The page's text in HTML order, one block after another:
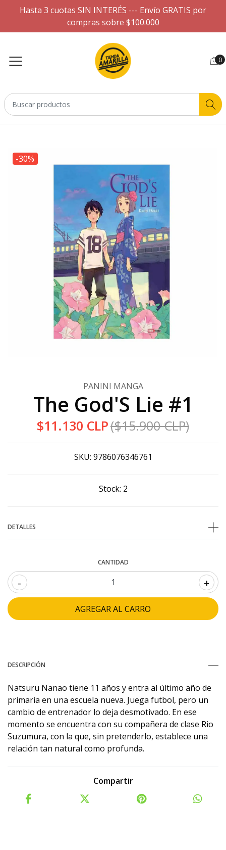
Hasta 3 cuotas SIN INTERÉS --- Envío GRATIS por
compras sobre $100.000
0
-30%
PANINI MANGA
The God'S Lie #1
$11.130 CLP($15.900 CLP)
SKU: 9786076346761
Stock: 2
DETALLES
CANTIDAD
- +
DESCRIPCIÓN
Natsuru Nanao tiene 11 años y entra al último año de
primaria en una escuela nueva. Juega futbol, pero un
cambio de entrenador lo deja desmotivado. En ese
momento se encuentra con su compañera de clase Rio
Suzumura, con la que, sin pretenderlo, establece una
relación tan natural como profunda.
Compartir